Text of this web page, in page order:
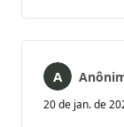
20 de jan. de